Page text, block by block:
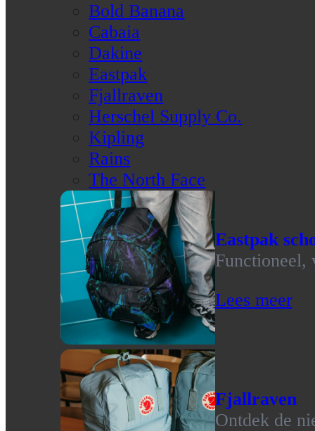
Bold Banana
Cabaia
Dakine
Eastpak
Fjallraven
Herschel Supply Co.
Kipling
Rains
The North Face
Eastpak
Functioneel,
Lees meer
Fjallraven
Ontdek de